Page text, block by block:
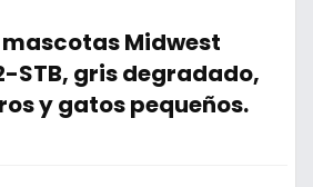
Midwest
STB, gris degradado,
y gatos pequeños.